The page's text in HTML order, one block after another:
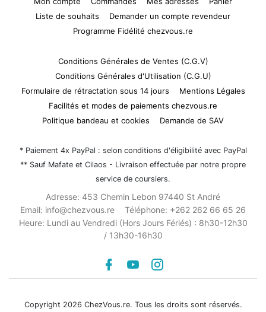
Liste de souhaits
Demander un compte revendeur
Programme Fidélité chezvous.re
Conditions Générales de Ventes (C.G.V)
Conditions Générales d'Utilisation (C.G.U)
Formulaire de rétractation sous 14 jours
Mentions Légales
Facilités et modes de paiements chezvous.re
Politique bandeau et cookies
Demande de SAV
* Paiement 4x PayPal : selon conditions d'éligibilité avec PayPal
** Sauf Mafate et Cilaos - Livraison effectuée par notre propre
service de coursiers.
Adresse: 453 Chemin Lebon 97440 St André
Email: info@chezvous.re Téléphone: +262 262 66 65 26
Heure: Lundi au Vendredi (Hors Jours Fériés) : 8h30-12h30
/ 13h30-16h30
Facebook
youtube
instagram
Copyright 2026 ChezVous.re. Tous les droits sont réservés.